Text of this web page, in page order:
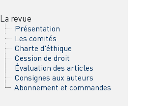
La revue
Présentation
Les comités
Charte d'éthique
Cession de droit
Évaluation des articles
Consignes aux auteurs
Abonnement et commandes